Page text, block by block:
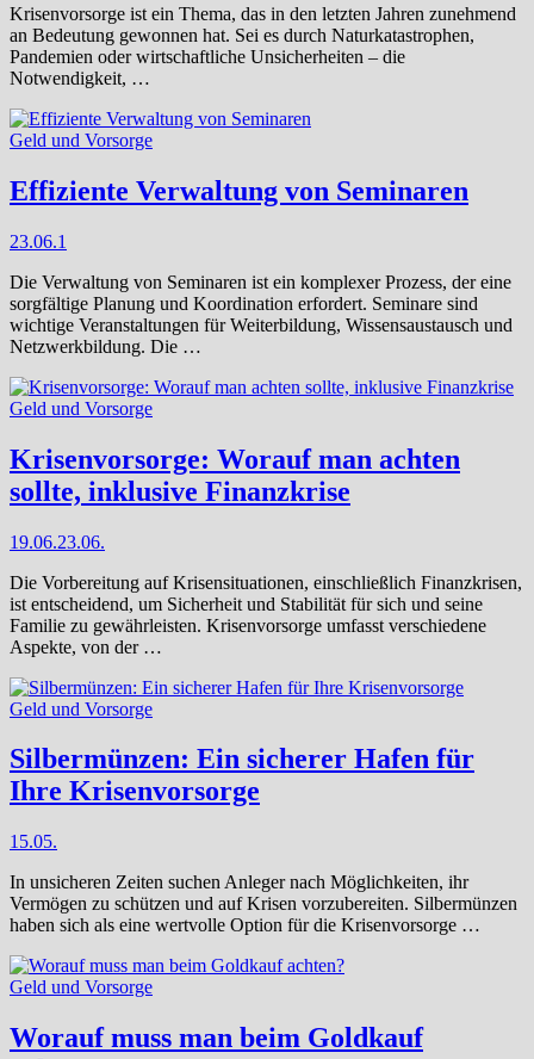
Krisenvorsorge ist ein Thema, das in den letzten Jahren zunehmend
an Bedeutung gewonnen hat. Sei es durch Naturkatastrophen,
Pandemien oder wirtschaftliche Unsicherheiten – die
Notwendigkeit, …
Geld und Vorsorge
Effiziente Verwaltung von Seminaren
23.06.1
Die Verwaltung von Seminaren ist ein komplexer Prozess, der eine
sorgfältige Planung und Koordination erfordert. Seminare sind
wichtige Veranstaltungen für Weiterbildung, Wissensaustausch und
Netzwerkbildung. Die …
Geld und Vorsorge
Krisenvorsorge: Worauf man achten
sollte, inklusive Finanzkrise
19.06.23.06.
Die Vorbereitung auf Krisensituationen, einschließlich Finanzkrisen,
ist entscheidend, um Sicherheit und Stabilität für sich und seine
Familie zu gewährleisten. Krisenvorsorge umfasst verschiedene
Aspekte, von der …
Geld und Vorsorge
Silbermünzen: Ein sicherer Hafen für
Ihre Krisenvorsorge
15.05.
In unsicheren Zeiten suchen Anleger nach Möglichkeiten, ihr
Vermögen zu schützen und auf Krisen vorzubereiten. Silbermünzen
haben sich als eine wertvolle Option für die Krisenvorsorge …
Geld und Vorsorge
Worauf muss man beim Goldkauf